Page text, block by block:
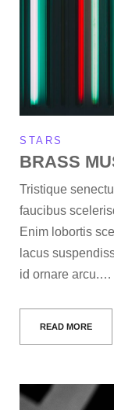
STARS
BRASS
Tristique
faucibus
Enim lobortis
lacus
id ornare arcu.…
READ MORE